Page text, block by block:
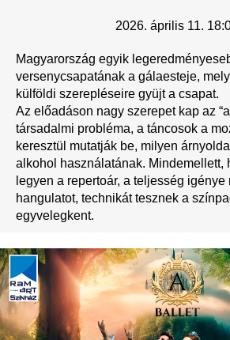
2026. április 11.
Magyarország egyik
versenycsapatának a gálaesteje,
külföldi szerepléseire gyüjt a csapat.
Az előadáson nagy szerepet kap az
társadalmi probléma, a táncosok a
keresztül mutatják be, milyen
alkohol használatának. Mindemellett,
legyen a repertoár, a teljesség
hangulatot, technikát tesznek a
egyvelegkent.